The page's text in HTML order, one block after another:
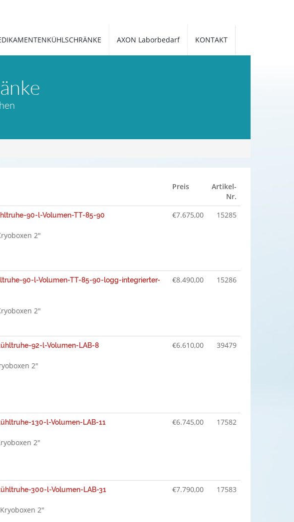
AXON Laborbedarf KONTAKT
Preis
Artikel-
Nr.
90-l-Volumen-TT-85-90
2"
€7.675,00 15285
90-l-Volumen-TT-85-90-logg-integrierter-
2"
€8.490,00 15286
92-l-Volumen-LAB-8
2"
€6.610,00 39479
130-l-Volumen-LAB-11
2"
€6.745,00 17582
300-l-Volumen-LAB-31
2"
€7.790,00 17583